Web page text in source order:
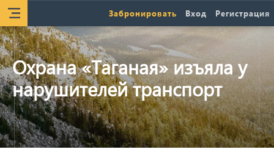
Забронировать Вход Регистрация
Охрана «Таганая» изъяла у
нарушителей транспорт